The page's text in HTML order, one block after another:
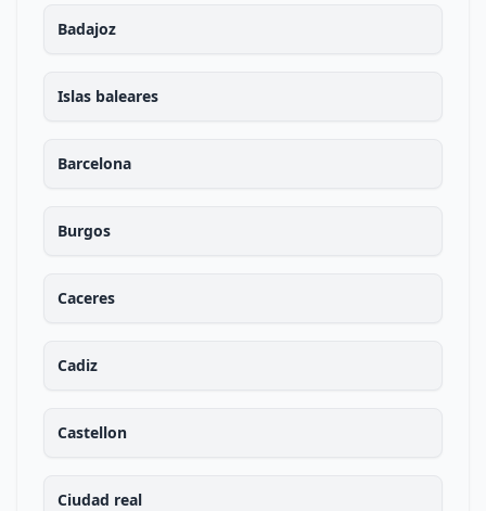
Badajoz
Islas baleares
Barcelona
Burgos
Caceres
Cadiz
Castellon
Ciudad real